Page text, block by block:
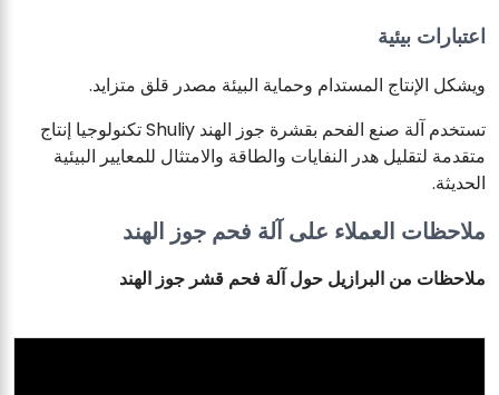
اعتبارات بيئية
ويشكل الإنتاج المستدام وحماية البيئة مصدر قلق متزايد.
تستخدم آلة صنع الفحم بقشرة جوز الهند Shuliy تكنولوجيا إنتاج
متقدمة لتقليل هدر النفايات والطاقة والامتثال للمعايير البيئية
الحديثة.
ملاحظات العملاء على آلة فحم جوز الهند
ملاحظات من البرازيل حول آلة فحم قشر جوز الهند